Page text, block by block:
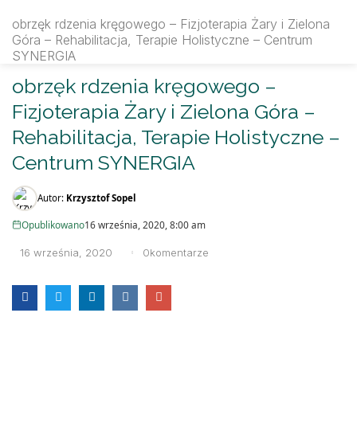
obrzęk rdzenia kręgowego – Fizjoterapia Żary i Zielona
Góra – Rehabilitacja, Terapie Holistyczne – Centrum
SYNERGIA
obrzęk rdzenia kręgowego –
Fizjoterapia Żary i Zielona Góra –
Rehabilitacja, Terapie Holistyczne –
Centrum SYNERGIA
Autor: Krzysztof Sopel
Opublikowano16 września, 2020, 8:00 am
16 września, 2020 0komentarze